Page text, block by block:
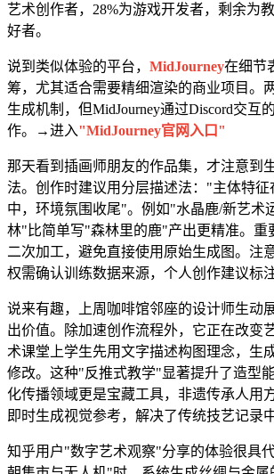
艺术创作者，28%为游戏开发者，剩余为
好者。
说到类似体验的平台， MidJourney在细节
筹，尤其适合需要精细渲染的商业项目。
生成机制，但MidJourney通过Discord交互
作。→进入"MidJourney官网入口"
那天看到插画师朋友的作品集，才注意到
法。创作时建议用分层描述法："主体特征
中，环境氛围收尾"。例如"水晶鹿/新艺术
林"比简单写"森林里的鹿"产出更精准。重
二次加工，避免直接使用原始生成图。注
权需确认训练数据来源，个人创作建议标
说来有趣，上周咖啡馆邻座的设计师生动
出价值。除加速创作流程外，它正在改
术课堂上学生先用文字描述构图理念，生
修改。这种"反推式教学"显著提升了造型
化传播领域更是宝藏工具，非遗传承人用
即时生成视觉参考，解决了传统技艺记录
知乎用户"数字艺术观察"分享的体验很具